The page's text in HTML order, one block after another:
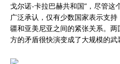
戈尔诺-卡拉巴赫共和国”，尽管这
广泛承认，仅有少数国家表示支
疆和亚美尼亚之间的紧张关系。
方的矛盾很快演变成了大规模的武